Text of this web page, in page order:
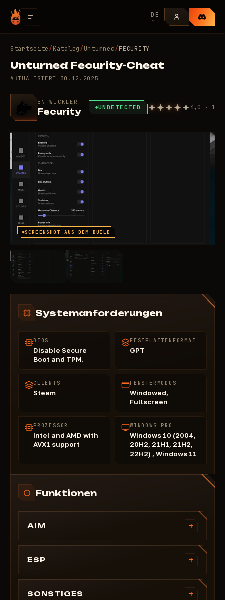
DE
Startseite/Katalog/Unturned/FECURITY
Unturned Fecurity-Cheat
AKTUALISIERT 30.12.2025
ENTWICKLER
Fecurity UNDETECTED 4,0 · 1
SCREENSHOT AUS DEM BUILD
Systemanforderungen
BIOS
Disable Secure
Boot and TPM.
FESTPLATTENFORMAT
GPT
CLIENTS
Steam
FENSTERMODUS
Windowed,
Fullscreen
PROZESSOR
Intel and AMD with
AVX1 support
WINDOWS PRO
Windows 10 (2004,
20H2, 21H1, 21H2,
22H2) , Windows 11
Funktionen
AIM +
Zielen und schießen
Nur sichtbar
ESP +
==========================
Visuelle Darstellung
SONSTIGES +